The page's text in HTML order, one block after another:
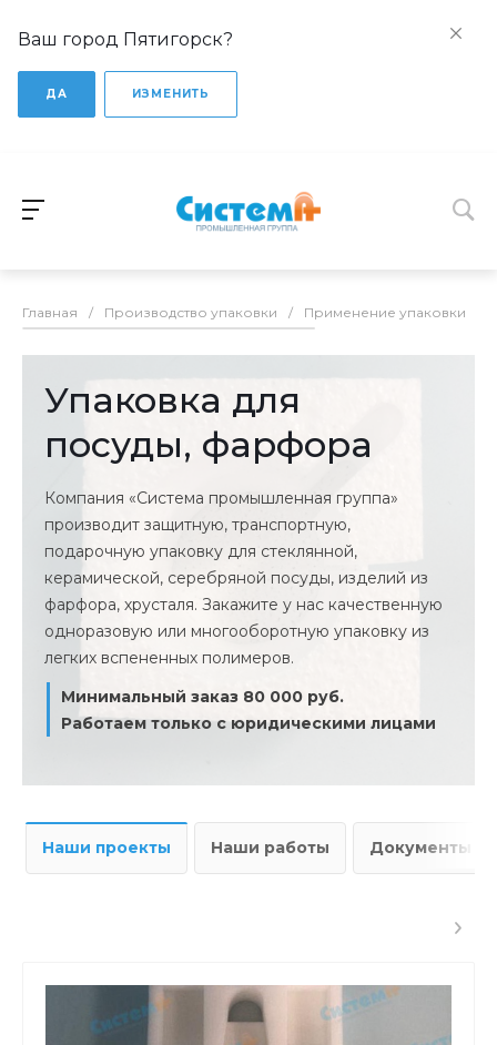
Ваш город Пятигорск?
ДА ИЗМЕНИТЬ
Главная / Производство упаковки / Применение упаковки
Упаковка для
посуды, фарфора
Компания «Система промышленная группа»
производит защитную, транспортную,
подарочную упаковку для стеклянной,
керамической, серебряной посуды, изделий из
фарфора, хрусталя. Закажите у нас качественную
одноразовую или многооборотную упаковку из
легких вспененных полимеров.
Минимальный заказ 80 000 руб.
Работаем только с юридическими лицами
Наши проекты Наши работы Документы